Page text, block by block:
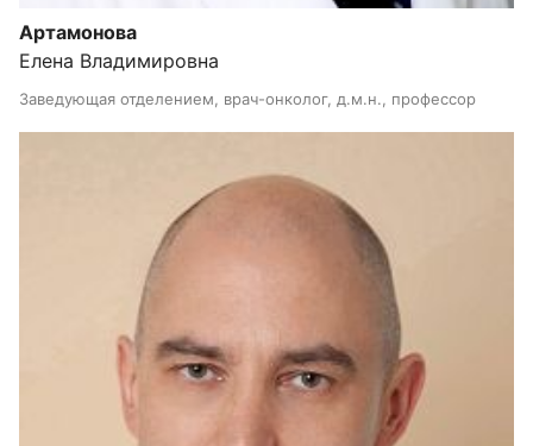
Артамонова
Елена Владимировна
Заведующая отделением, врач-онколог, д.м.н., профессор